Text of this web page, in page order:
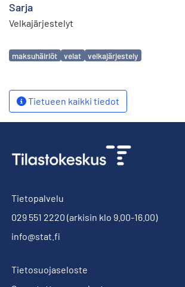
Sarja
Velkajärjestelyt
Avainsanat
maksuhäiriöt velat velkajärjestely
Tietueen kaikki tiedot
Tietopalvelu
029 551 2220 (arkisin klo 9.00-16.00)
info@stat.fi
Tietosuojaseloste